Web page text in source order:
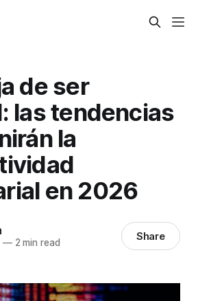
de ser
las tendencias
la
en 2026
—2 min read Share